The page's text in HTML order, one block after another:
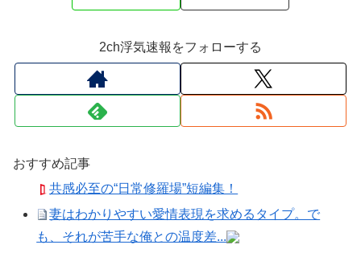
2ch浮気速報をフォローする
おすすめ記事
共感必至の“日常修羅場”短編集！
妻はわかりやすい愛情表現を求めるタイプ。で
も、それが苦手な俺との温度差...